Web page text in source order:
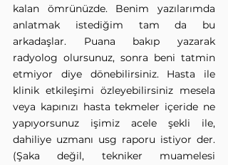
kalan ömrünüzde. Benim yazılarımda
anlatmak istediğim tam da bu
arkadaşlar. Puana bakıp yazarak
radyolog olursunuz, sonra beni tatmin
etmiyor diye dönebilirsiniz. Hasta ile
klinik etkileşimi özleyebilirsiniz mesela
veya kapınızı hasta tekmeler içeride ne
yapıyorsunuz işimiz acele şekli ile,
dahiliye uzmanı usg raporu istiyor der.
(Şaka değil, tekniker muamelesi